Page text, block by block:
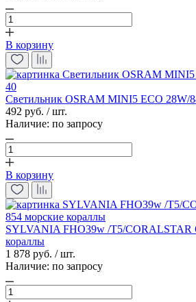
В корзину
Светильник OSRAM MINI5 ECO 28W/
492 руб. / шт.
Наличие: по запросу
В корзину
SYLVANIA FHO39w /T5/CORALSTAR
кораллы
1 878 руб. / шт.
Наличие: по запросу